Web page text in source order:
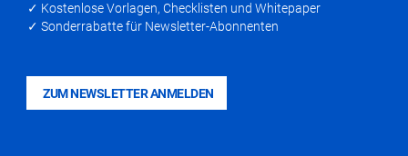
✓ Kostenlose Vorlagen, Checklisten und Whitepaper
✓ Sonderrabatte für Newsletter-Abonnenten
ZUM NEWSLETTER ANMELDEN